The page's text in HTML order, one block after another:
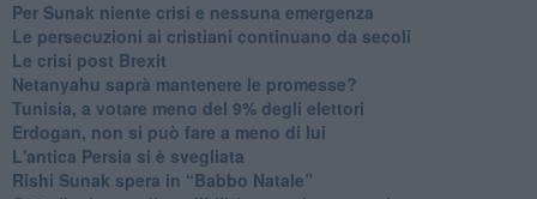
Per Sunak niente crisi e nessuna emergenza
Le persecuzioni ai cristiani continuano da secoli
Le crisi post Brexit
Netanyahu saprà mantenere le promesse?
Tunisia, a votare meno del 9% degli elettori
Erdogan, non si può fare a meno di lui
L'antica Persia si è svegliata
Rishi Sunak spera in “Babbo Natale”